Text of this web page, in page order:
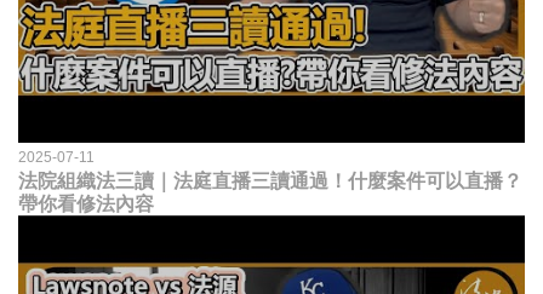
2025-07-11
法院組織法三讀｜法庭直播三讀通過！什麼案件可以直播？
帶你看修法內容